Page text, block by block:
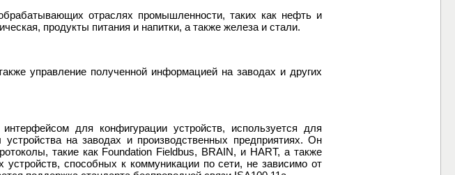
отраслях промышленности, таких как нефть и
продукты питания и напитки, а также железа и стали.
управление полученной информацией на заводах и других
для конфигурации устройств, используется для
на заводах и производственных предприятиях. Он
такие как Foundation Fieldbus, BRAIN, и HART, а также
способных к коммуникации по сети, не зависимо от